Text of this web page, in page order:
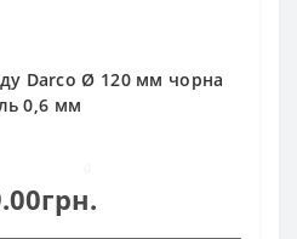
Darco Ø 120 мм чорна
0,6 мм